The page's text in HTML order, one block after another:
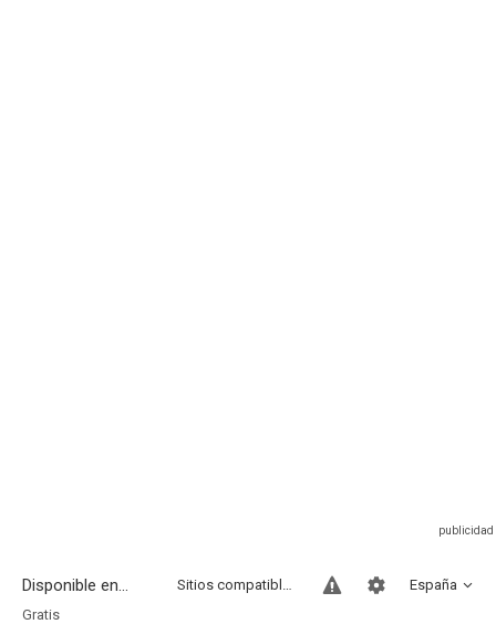
Disponible en... España
Sitios compatibles
Gratis